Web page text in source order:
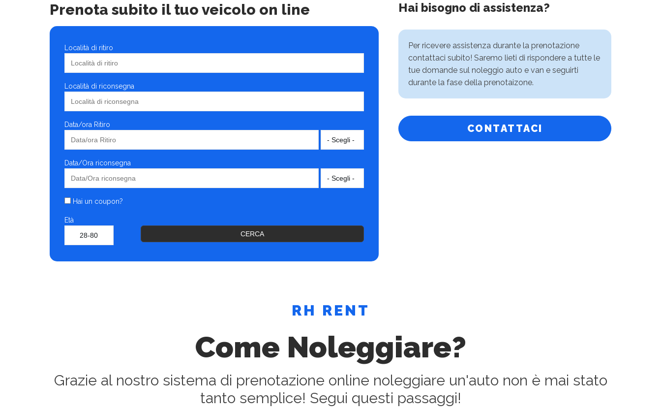
Prenota subito il tuo veicolo on line
Località di ritiro
Località di riconsegna
Data/ora Ritiro
Data/Ora riconsegna
Hai un coupon?
Età
CERCA
Hai bisogno di assistenza?
Per ricevere assistenza durante la prenotazione
contattaci subito! Saremo lieti di rispondere a tutte le
tue domande sul noleggio auto e van e seguirti
durante la fase della prenotaizone.
CONTATTACI
RH RENT
Come Noleggiare?
Grazie al nostro sistema di prenotazione online noleggiare un'auto non è mai stato
tanto semplice! Segui questi passaggi!